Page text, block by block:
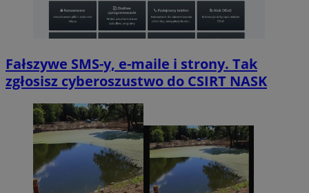
Fałszywe SMS-y, e-maile i strony. Tak
zgłosisz cyberoszustwo do CSIRT NASK